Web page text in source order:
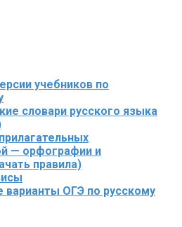
учебников по
словари русского языка
— орфографии и
правила)
варианты ОГЭ по русскому